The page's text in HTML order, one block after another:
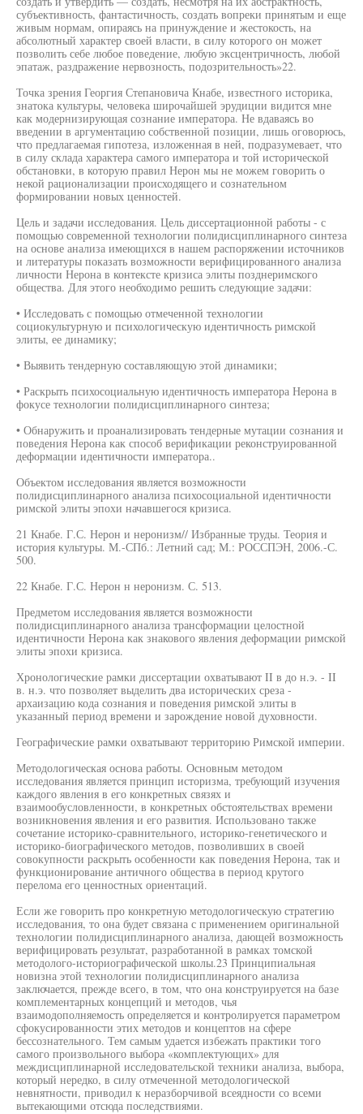
субъективность, фантастичность, создать вопреки принятым и еще
живым нормам, опираясь на принуждение и жестокость, на
абсолютный характер своей власти, в силу которого он может
позволить себе любое поведение, любую эксцентричность, любой
эпатаж, раздражение нервозность, подозрительность»22.
Точка зрения Георгия Степановича Кнабе, известного историка,
знатока культуры, человека широчайшей эрудиции видится мне
как модернизирующая сознание императора. Не вдаваясь во
введении в аргументацию собственной позиции, лишь оговорюсь,
что предлагаемая гипотеза, изложенная в ней, подразумевает, что
в силу склада характера самого императора и той исторической
обстановки, в которую правил Нерон мы не можем говорить о
некой рационализации происходящего и сознательном
формировании новых ценностей.
Цель и задачи исследования. Цель диссертационной работы - с
помощью современной технологии полидисциплинарного синтеза
на основе анализа имеющихся в нашем распоряжении источников
и литературы показать возможности верифицированного анализа
личности Нерона в контексте кризиса элиты позднеримского
общества. Для этого необходимо решить следующие задачи:
• Исследовать с помощью отмеченной технологии
социокультурную и психологическую идентичность римской
элиты, ее динамику;
• Выявить тендерную составляющую этой динамики;
• Раскрыть психосоциальную идентичность императора Нерона в
фокусе технологии полидисциплинарного синтеза;
• Обнаружить и проанализировать тендерные мутации сознания и
поведения Нерона как способ верификации реконструированной
деформации идентичности императора..
Объектом исследования является возможности
полидисциплинарного анализа психосоциальной идентичности
римской элиты эпохи начавшегося кризиса.
21 Кнабе. Г.С. Нерон и неронизм// Избранные труды. Теория и
история культуры. М.-СПб.: Летний сад; М.: РОССПЭН, 2006.-С.
500.
22 Кнабе. Г.С. Нерон н неронизм. С. 513.
Предметом исследования является возможности
полидисциплинарного анализа трансформации целостной
идентичности Нерона как знакового явления деформации римской
элиты эпохи кризиса.
Хронологические рамки диссертации охватывают II в до н.э. - II
в. н.э. что позволяет выделить два исторических среза -
архаизацию кода сознания и поведения римской элиты в
указанный период времени и зарождение новой духовности.
Географические рамки охватывают территорию Римской империи.
Методологическая основа работы. Основным методом
исследования является принцип историзма, требующий изучения
каждого явления в его конкретных связях и
взаимообусловленности, в конкретных обстоятельствах времени
возникновения явления и его развития. Использовано также
сочетание историко-сравнительного, историко-генетического и
историко-биографического методов, позволивших в своей
совокупности раскрыть особенности как поведения Нерона, так и
функционирование античного общества в период крутого
перелома его ценностных ориентаций.
Если же говорить про конкретную методологическую стратегию
исследования, то она будет связана с применением оригинальной
технологии полидисциплинарного анализа, дающей возможность
верифицировать результат, разработанной в рамках томской
методолого-историографической школы.23 Принципиальная
новизна этой технологии полидисциплинарного анализа
заключается, прежде всего, в том, что она конструируется на базе
комплементарных концепций и методов, чья
взаимодополняемость определяется и контролируется параметром
сфокусированности этих методов и концептов на сфере
бессознательного. Тем самым удается избежать практики того
самого произвольного выбора «комплектующих» для
междисциплинарной исследовательской техники анализа, выбора,
который нередко, в силу отмеченной методологической
невнятности, приводил к неразборчивой всеядности со всеми
вытекающими отсюда последствиями.